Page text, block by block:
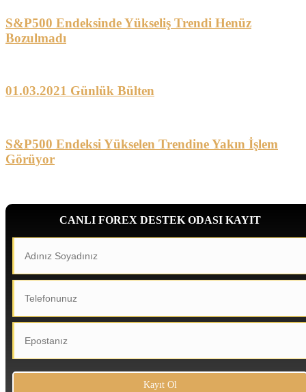
S&P500 Endeksinde Yükseliş Trendi Henüz
Bozulmadı
01.03.2021 Günlük Bülten
S&P500 Endeksi Yükselen Trendine Yakın İşlem
Görüyor
CANLI FOREX DESTEK ODASI KAYIT